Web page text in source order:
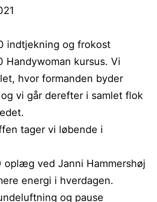
indtjekning og frokost
Handywoman kursus. Vi
hvor formanden byder
vi går derefter i samlet flok
tager vi løbende i
oplæg ved Janni Hammershøj
energi i hverdagen.
og pause